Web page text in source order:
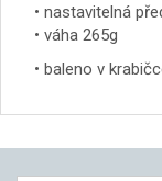
• nastavitelná
• váha 265g
• baleno v